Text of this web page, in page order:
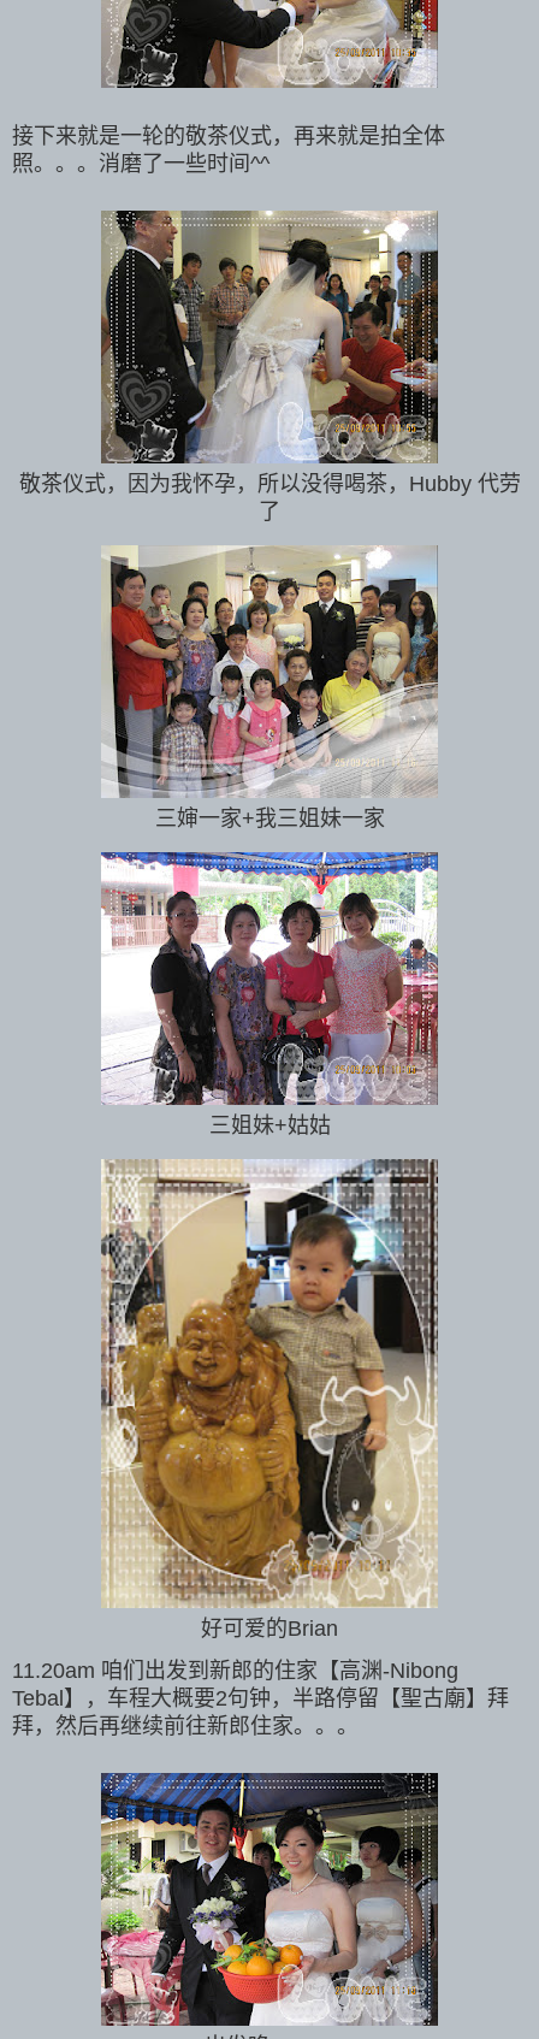
接下来就是一轮的敬茶仪式，再来就是拍全体
照。。。消磨了一些时间^^
敬茶仪式，因为我怀孕，所以没得喝茶，Hubby 代劳
了
三婶一家+我三姐妹一家
三姐妹+姑姑
好可爱的Brian
11.20am 咱们出发到新郎的住家【高渊-Nibong
Tebal】，车程大概要2句钟，半路停留【聖古廟】拜
拜，然后再继续前往新郎住家。。。